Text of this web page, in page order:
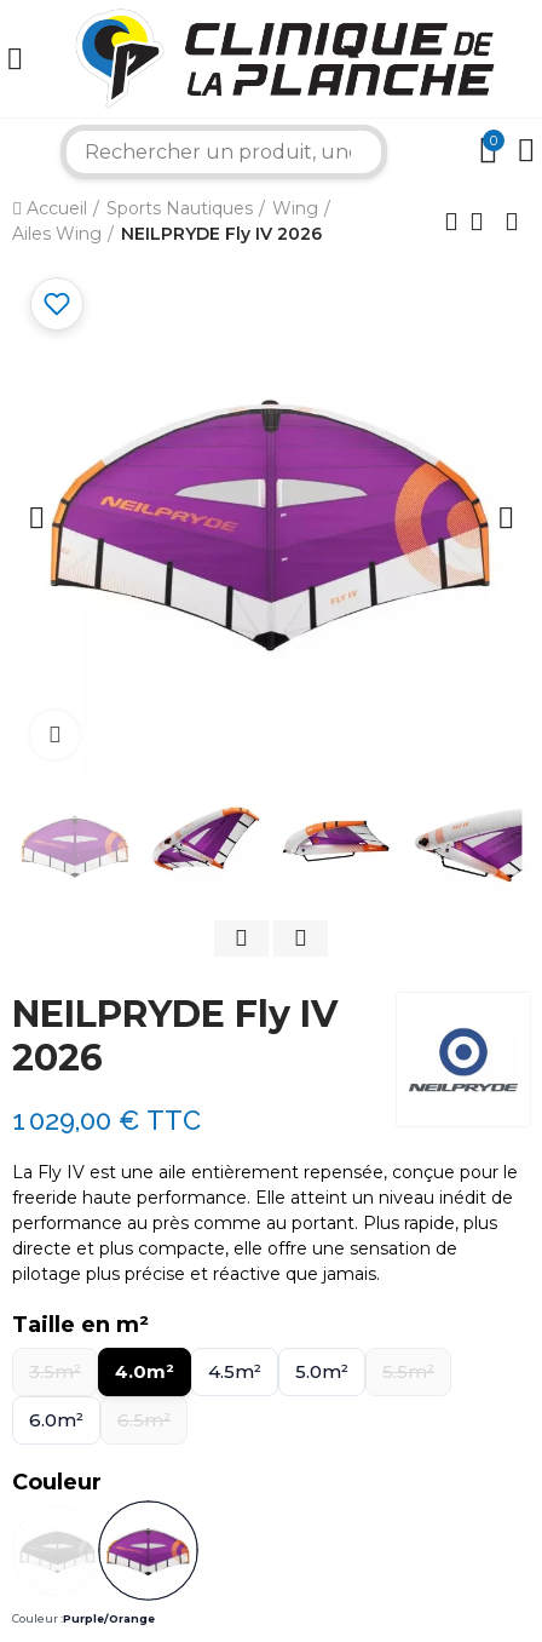
0
Accueil Sports Nautiques
Wing
Ailes Wing
NEILPRYDE Fly IV 2026
NEILPRYDE Fly IV
2026
1 029,00 € TTC
La Fly IV est une aile entièrement repensée, conçue pour le
freeride haute performance. Elle atteint un niveau inédit de
performance au près comme au portant. Plus rapide, plus
directe et plus compacte, elle offre une sensation de
pilotage plus précise et réactive que jamais.
Taille en m²
3.5m² 4.0m² 4.5m² 5.0m² 5.5m²
6.0m² 6.5m²
Couleur
Couleur :Purple/Orange